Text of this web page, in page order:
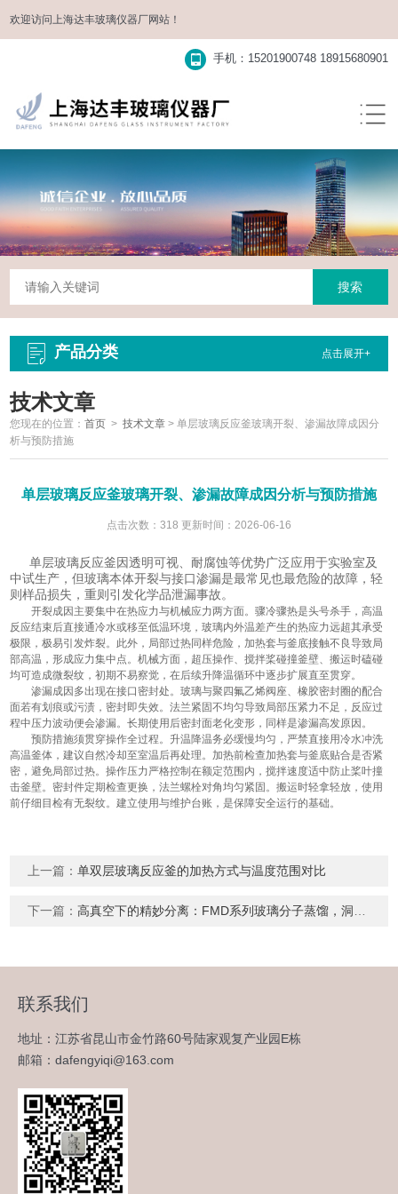
欢迎访问上海达丰玻璃仪器厂网站！
手机：15201900748 18915680901
产品分类 点击展开+
技术文章
您现在的位置：首页 >技术文章 >单层玻璃反应釜玻璃开裂、渗漏故障成因分
析与预防措施
单层玻璃反应釜玻璃开裂、渗漏故障成因分析与预防措施
点击次数：318 更新时间：2026-06-16
单层玻璃反应釜因透明可视、耐腐蚀等优势广泛应用于实验室及
中试生产，但玻璃本体开裂与接口渗漏是最常见也最危险的故障，轻
则样品损失，重则引发化学品泄漏事故。
开裂成因主要集中在热应力与机械应力两方面。骤冷骤热是头号杀手，高温
反应结束后直接通冷水或移至低温环境，玻璃内外温差产生的热应力远超其承受
极限，极易引发炸裂。此外，局部过热同样危险，加热套与釜底接触不良导致局
部高温，形成应力集中点。机械方面，超压操作、搅拌桨碰撞釜壁、搬运时磕碰
均可造成微裂纹，初期不易察觉，在后续升降温循环中逐步扩展直至贯穿。
渗漏成因多出现在接口密封处。玻璃与聚四氟乙烯阀座、橡胶密封圈的配合
面若有划痕或污渍，密封即失效。法兰紧固不均匀导致局部压紧力不足，反应过
程中压力波动便会渗漏。长期使用后密封面老化变形，同样是渗漏高发原因。
预防措施须贯穿操作全过程。升温降温务必缓慢均匀，严禁直接用冷水冲洗
高温釜体，建议自然冷却至室温后再处理。加热前检查加热套与釜底贴合是否紧
密，避免局部过热。操作压力严格控制在额定范围内，搅拌速度适中防止桨叶撞
击釜壁。密封件定期检查更换，法兰螺栓对角均匀紧固。搬运时轻拿轻放，使用
前仔细目检有无裂纹。建立使用与维护台账，是保障安全运行的基础。
上一篇：单双层玻璃反应釜的加热方式与温度范围对比
下一篇：高真空下的精妙分离：FMD系列玻璃分子蒸馏，洞察热敏物料纯化新境界
联系我们
地址：江苏省昆山市金竹路60号陆家观复产业园E栋
邮箱：dafengyiqi@163.com